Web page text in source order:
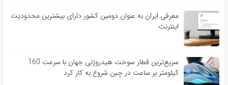
معرفی ایران به عنوان دومین کشور دارای بیشترین محدودیت
اینترنت
سریع‌ترین قطار سوخت هیدروژنی جهان با سرعت 160
کیلومتر بر ساعت در چین شروع به کار کرد